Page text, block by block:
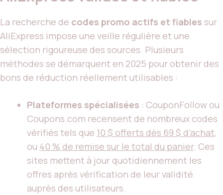
La recherche de codes promo actifs et fiables sur
AliExpress impose une veille régulière et une
sélection rigoureuse des sources. Plusieurs
méthodes se démarquent en 2025 pour obtenir des
bons de réduction réellement utilisables :
Plateformes spécialisées : CouponFollow ou
Coupons.com recensent de nombreux codes
vérifiés tels que 10 $ offerts dès 69 $ d’achat,
ou 40 % de remise sur le total du panier. Ces
sites mettent à jour quotidiennement les
offres après vérification de leur validité
auprès des utilisateurs.